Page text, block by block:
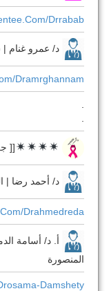
drrabab
د/ عمرو غنام
dramrghannam
[[
د/ أحمد رضا |
drahmedreda
أ. د/ أسامة
المنصورة
Damshety